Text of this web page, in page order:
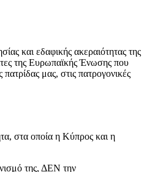
και εδαφικής ακεραιότητας της
της Ευρωπαϊκής Ένωσης που
μας, στις πατρογονικές
στα οποία η Κύπρος και η
της, ΔΕΝ την